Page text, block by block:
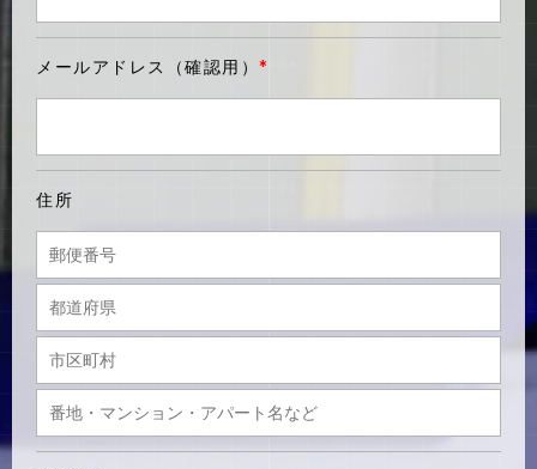
メールアドレス（確認用） *
住所